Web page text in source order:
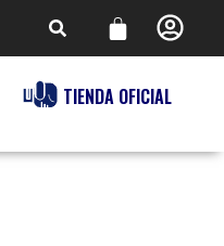
TIENDA OFICIAL